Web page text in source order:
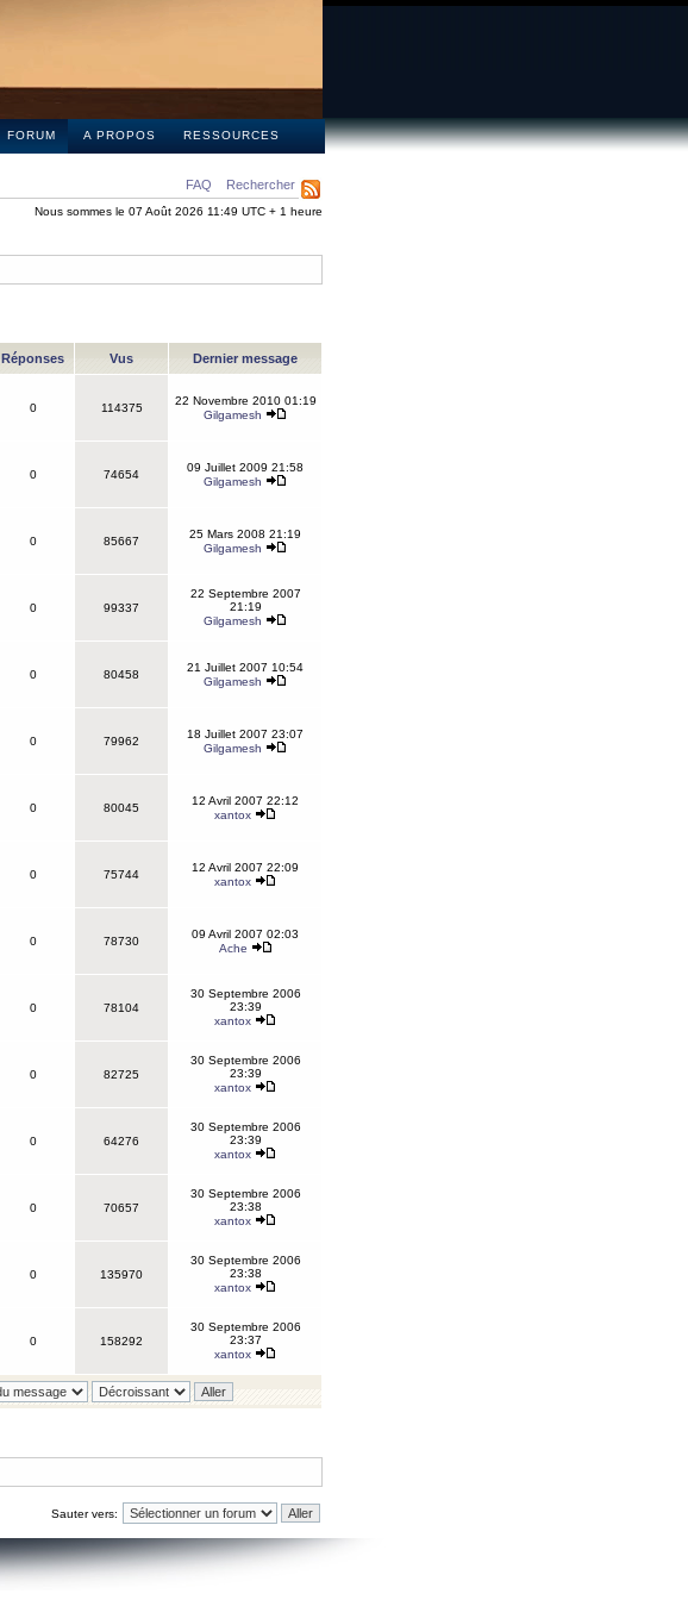
FORUM A PROPOS RESSOURCES
FAQ Rechercher
Nous sommes le 07 Août 2026 11:49 UTC + 1 heure
Réponses Vus Dernier message
0 114375
22 Novembre 2010 01:19
Gilgamesh
0 74654
09 Juillet 2009 21:58
Gilgamesh
0 85667
25 Mars 2008 21:19
Gilgamesh
0 99337
22 Septembre 2007
21:19
Gilgamesh
0 80458
21 Juillet 2007 10:54
Gilgamesh
0 79962
18 Juillet 2007 23:07
Gilgamesh
0 80045
12 Avril 2007 22:12
xantox
0 75744
12 Avril 2007 22:09
xantox
0 78730
09 Avril 2007 02:03
Ache
0 78104
30 Septembre 2006
23:39
xantox
0 82725
30 Septembre 2006
23:39
xantox
0 64276
30 Septembre 2006
23:39
xantox
0 70657
30 Septembre 2006
23:38
xantox
0 135970
30 Septembre 2006
23:38
xantox
0 158292
30 Septembre 2006
23:37
xantox
Sauter vers: